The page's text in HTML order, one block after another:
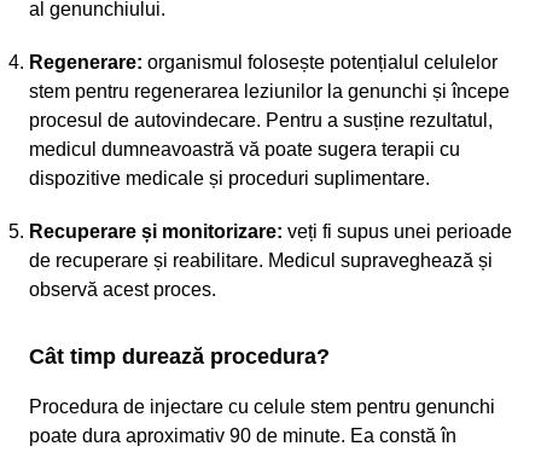
al genunchiului.
Regenerare: organismul folosește potențialul celulelor
stem pentru regenerarea leziunilor la genunchi și începe
procesul de autovindecare. Pentru a susține rezultatul,
medicul dumneavoastră vă poate sugera terapii cu
dispozitive medicale și proceduri suplimentare.
Recuperare și monitorizare: veți fi supus unei perioade
de recuperare și reabilitare. Medicul supraveghează și
observă acest proces.
Cât timp durează procedura?
Procedura de injectare cu celule stem pentru genunchi
poate dura aproximativ 90 de minute. Ea constă în